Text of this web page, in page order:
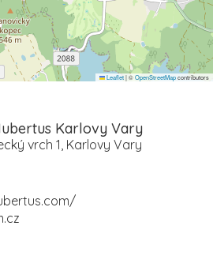
Leaflet|©OpenStreetMapcontributors
Karlovy Vary
vrch 1, Karlovy Vary